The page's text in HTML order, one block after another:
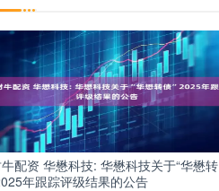
配资 华懋科技: 华懋科技关于“华懋转
年跟踪评级结果的公告